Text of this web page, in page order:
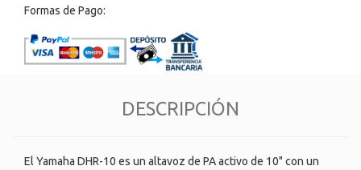
Formas de Pago:
DESCRIPCIÓN
El Yamaha DHR-10 es un altavoz de PA activo de 10" con un